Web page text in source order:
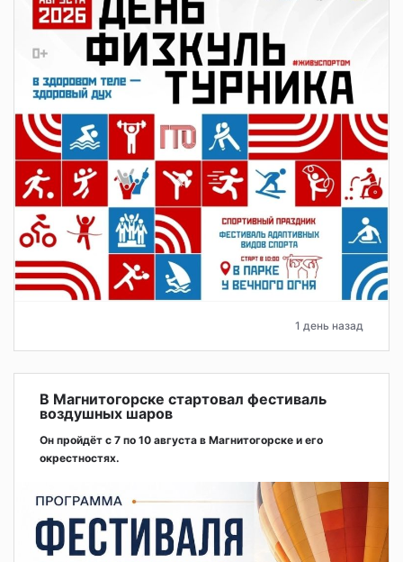
1 день назад
В Магнитогорске стартовал фестиваль
воздушных шаров
Он пройдёт с 7 по 10 августа в Магнитогорске и его
окрестностях.